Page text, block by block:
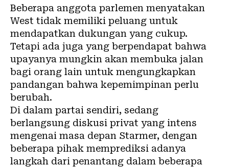
Beberapa anggota parlemen menyatakan
West tidak memiliki peluang untuk
mendapatkan dukungan yang cukup.
Tetapi ada juga yang berpendapat bahwa
upayanya mungkin akan membuka jalan
bagi orang lain untuk mengungkapkan
pandangan bahwa kepemimpinan perlu
berubah.
Di dalam partai sendiri, sedang
berlangsung diskusi privat yang intens
mengenai masa depan Starmer, dengan
beberapa pihak memprediksi adanya
langkah dari penantang dalam beberapa